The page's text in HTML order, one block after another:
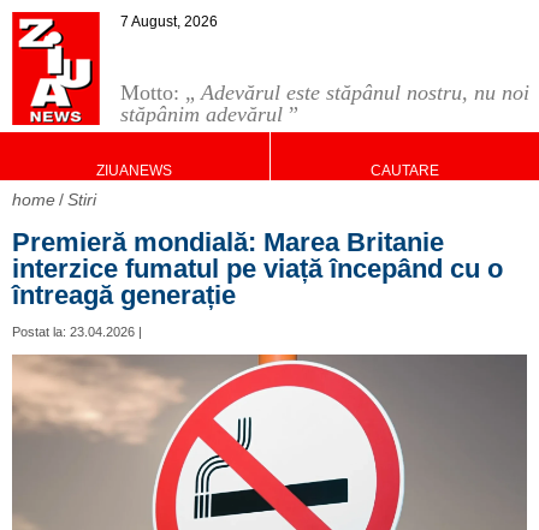
Motto: „Adevărul este stăpânul nostru, nu noi
stăpânim adevărul ”
7 August, 2026
ZIUANEWS CAUTARE
home Stiri
Premieră mondială: Marea Britanie
interzice fumatul pe viață începând cu o
întreagă generație
Postat la: 23.04.2026 |